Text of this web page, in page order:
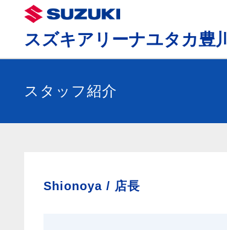
スズキアリーナユタカ豊川
スタッフ紹介
Shionoya / 店長